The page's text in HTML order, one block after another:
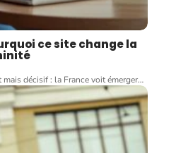
ce site change la
décisif : la France voit émerger…